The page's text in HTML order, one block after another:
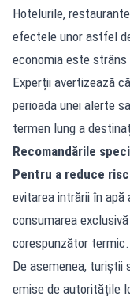
Hotelurile,
efectele unor astfel
economia este
Experții avertizează
perioada unei alerte
termen lung a
Recomandările
Pentru a reduce
evitarea intrării în
consumarea
corespunzător termic.
De asemenea,
emise de autoritățile